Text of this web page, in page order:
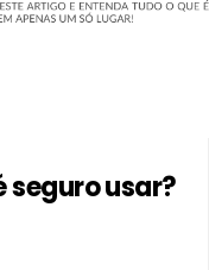
seguro usar?